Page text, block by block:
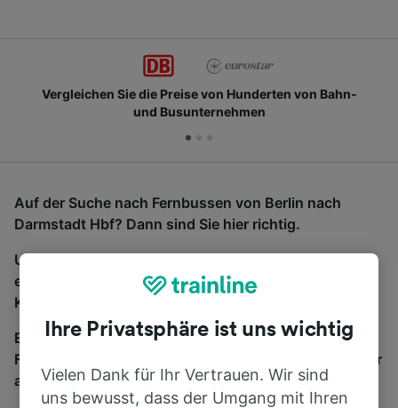
Vergleichen Sie die Preise von Hunderten von Bahn-
und Busunternehmen
Auf der Suche nach Fernbussen von Berlin nach
Darmstadt Hbf? Dann sind Sie hier richtig.
Um Bustickets zu finden, starten Sie einfach oben
eine Suche und wir vergleichen Fahrtzeiten und
Kosten für Bahn- und Busreisen miteinander.
Egal, wohin die Reise geht – starten Sie mit uns.
Finden Sie hier Fahrkarten für Verbindungen von mehr
als 170 Bahn- und Busunternehmen.
Ihre Privatsphäre ist uns wichtig
Vielen Dank für Ihr Vertrauen. Wir sind
uns bewusst, dass der Umgang mit Ihren